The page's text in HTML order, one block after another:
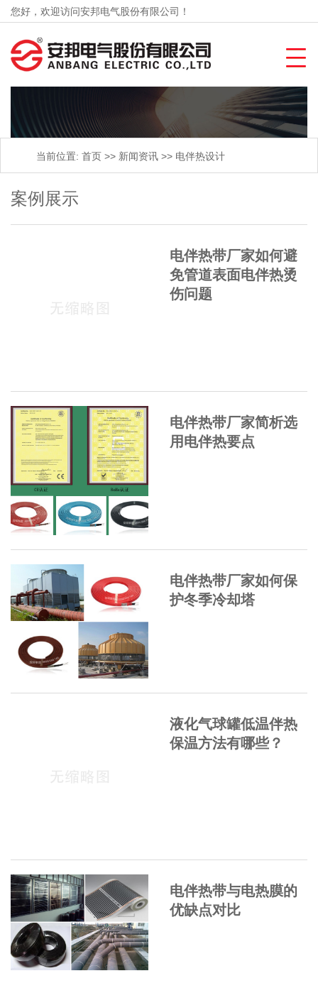
您好，欢迎访问安邦电气股份有限公司！
当前位置: 首页 >> 新闻资讯 >> 电伴热设计
案例展示
电伴热带厂家如何避
免管道表面电伴热烫
伤问题
电伴热带厂家简析选
用电伴热要点
电伴热带厂家如何保
护冬季冷却塔
液化气球罐低温伴热
保温方法有哪些？
电伴热带与电热膜的
优缺点对比